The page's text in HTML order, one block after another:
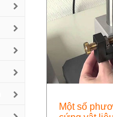
Một số